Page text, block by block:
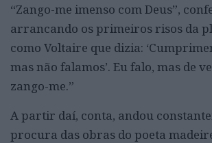
“Zango-me imenso com Deus”,
arrancando os primeiros risos da
como Voltaire que dizia:
mas não falamos’. Eu falo, mas de
zango-me.”
A partir daí, conta, andou
procura das obras do poeta